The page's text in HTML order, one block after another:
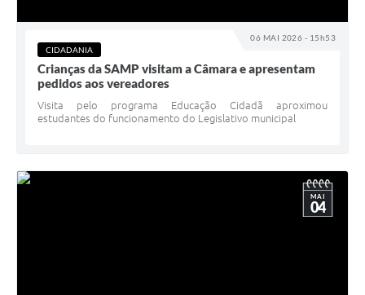
06 MAI 2026 - 15h53
CIDADANIA
Crianças da SAMP visitam a Câmara e apresentam
pedidos aos vereadores
Visita pelo programa Educação Cidadã aproximou
estudantes do funcionamento do Legislativo municipal
MAI
04